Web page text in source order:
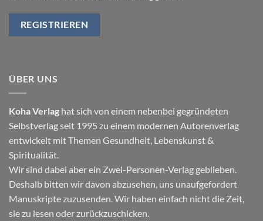
ÜBER UNS
Koha Verlag hat sich von einem nebenbei gegründeten
Selbstverlag seit 1995 zu einem modernen Autorenverlag
entwickelt mit Themen Gesundheit, Lebenskunst&
Spiritualität.
Wir sind dabei aber ein Zwei-Personen-Verlag geblieben.
Deshalb bitten wir davon abzusehen, uns unaufgefordert
Manuskripte zuzusenden. Wir haben einfach nicht die Zeit,
sie zu lesen oder zurückzuschicken.